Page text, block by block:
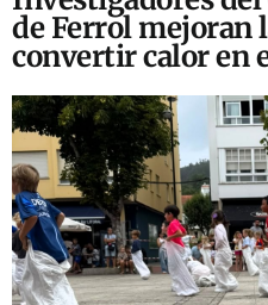
de Ferrol mejoran
convertir calor en